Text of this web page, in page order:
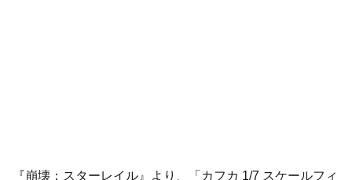
『崩壊：スターレイル』より、「カフカ 1/7 スケールフィ